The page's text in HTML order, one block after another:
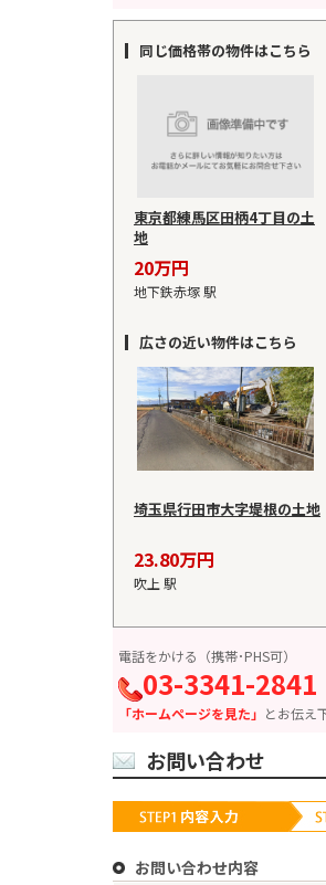
同じ価格帯の物件はこちら
東京都練馬区田柄4丁目の土
地
20万円
地下鉄赤塚 駅
広さの近い物件はこちら
埼玉県行田市大字堤根の土地
23.80万円
吹上 駅
電話をかける（携帯･PHS可）
03-3341-2841
「ホームページを見た」 とお伝え
お問い合わせ
お問い合わせ内容